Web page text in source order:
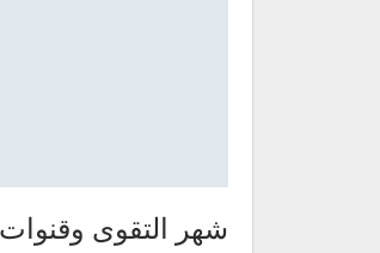
شهر التقوى